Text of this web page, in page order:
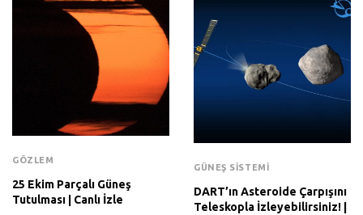
GÖZLEM
25 Ekim Parçalı Güneş
Tutulması | Canlı İzle
GÜNEŞ SISTEMI
DART’ın Asteroide Çarpışını
Teleskopla İzleyebilirsiniz! |